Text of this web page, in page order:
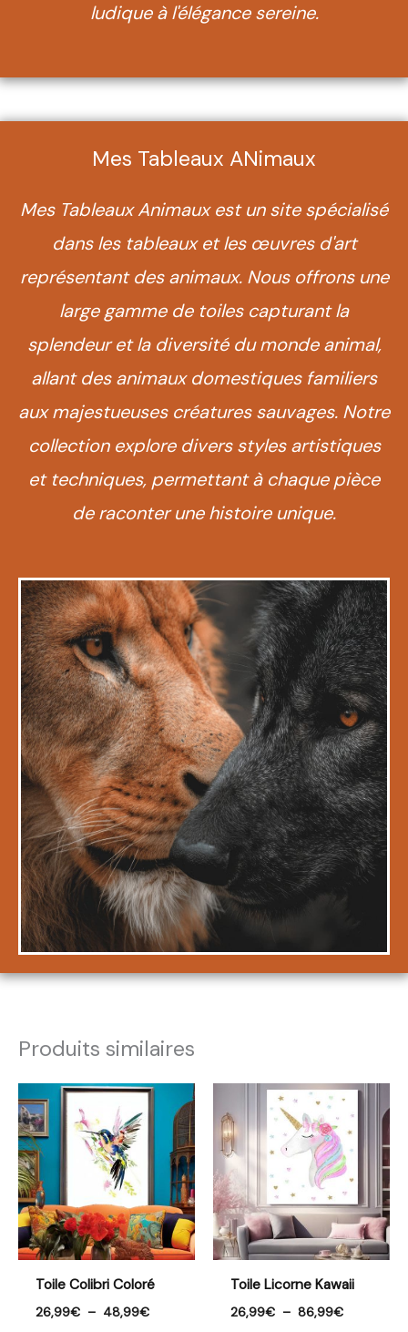
ludique à l'élégance sereine.
Mes Tableaux ANimaux
Mes Tableaux Animaux est un site spécialisé
dans les tableaux et les œuvres d'art
représentant des animaux. Nous offrons une
large gamme de toiles capturant la
splendeur et la diversité du monde animal,
allant des animaux domestiques familiers
aux majestueuses créatures sauvages. Notre
collection explore divers styles artistiques
et techniques, permettant à chaque pièce
de raconter une histoire unique.
Produits similaires
Toile Colibri Coloré
26,99€ – 48,99€
Plage
prix :
26,99€
48,99€
Toile Licorne Kawaii
26,99€ – 86,99€
Plage
de
26,99€
à
86,99€